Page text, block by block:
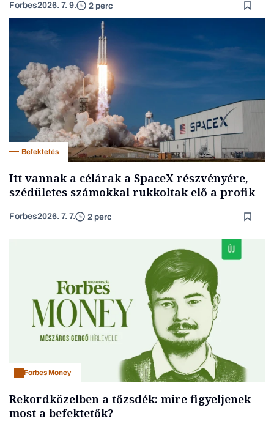
Forbes2026. 7. 9. 2 perc
Befektetés
Itt vannak a célárak a SpaceX részvényére,
szédületes számokkal rukkoltak elő a profik
Forbes2026. 7. 7. 2 perc
Forbes Money
Rekordközelben a tőzsdék: mire figyeljenek
most a befektetők?